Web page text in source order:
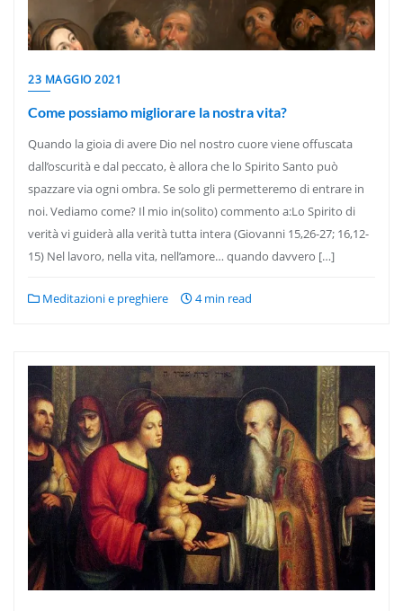
23 MAGGIO 2021
Come possiamo migliorare la nostra vita?
Quando la gioia di avere Dio nel nostro cuore viene offuscata
dall’oscurità e dal peccato, è allora che lo Spirito Santo può
spazzare via ogni ombra. Se solo gli permetteremo di entrare in
noi. Vediamo come? Il mio in(solito) commento a:Lo Spirito di
verità vi guiderà alla verità tutta intera (Giovanni 15,26-27; 16,12-
15) Nel lavoro, nella vita, nell’amore… quando davvero […]
Meditazioni e preghiere 4 min read